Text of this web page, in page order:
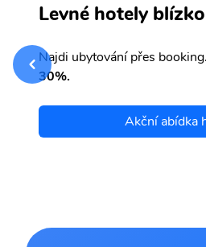
Levné hotely
Najdi ubytování přes
30%.
Akční abídka